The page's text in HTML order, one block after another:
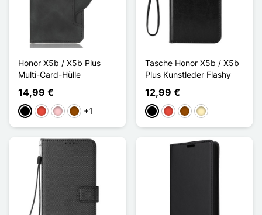
Honor X5b / X5b Plus
Multi-Card-Hülle
14,99 €
Schwarz
Rot PinkBraun
+1
Tasche Honor X5b / X5b
Plus Kunstleder Flashy
12,99 €
Schwarz
Rot BraunGolden